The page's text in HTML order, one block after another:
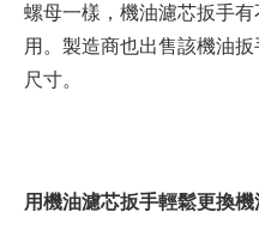
螺母一樣，機油濾芯扳手
用。製造商也出售該機油
尺寸。
用機油濾芯扳手輕鬆更換機